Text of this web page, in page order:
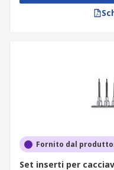
Fornito dal
Set inserti per